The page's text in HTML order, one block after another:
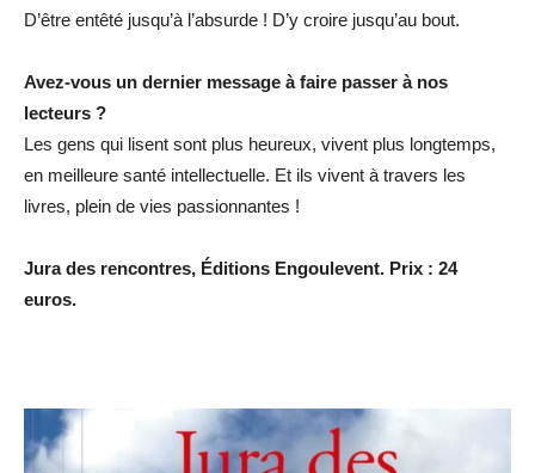
D’être entêté jusqu’à l’absurde ! D’y croire jusqu’au bout.
Avez-vous un dernier message à faire passer à nos
lecteurs ?
Les gens qui lisent sont plus heureux, vivent plus longtemps,
en meilleure santé intellectuelle. Et ils vivent à travers les
livres, plein de vies passionnantes !
Jura des rencontres, Éditions Engoulevent. Prix : 24
euros.